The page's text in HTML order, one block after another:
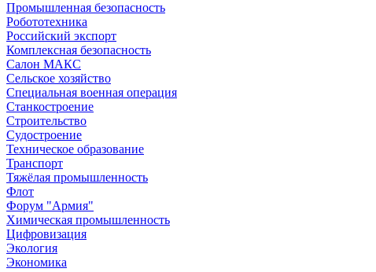
Промышленная безопасность
Робототехника
Российский экспорт
Комплексная безопасность
Салон МАКС
Сельское хозяйство
Специальная военная операция
Станкостроение
Строительство
Судостроение
Техническое образование
Транспорт
Тяжёлая промышленность
Флот
Форум "Армия"
Химическая промышленность
Цифровизация
Экология
Экономика